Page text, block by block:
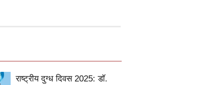
राष्ट्रीय दुग्ध दिवस 2025: डॉ.